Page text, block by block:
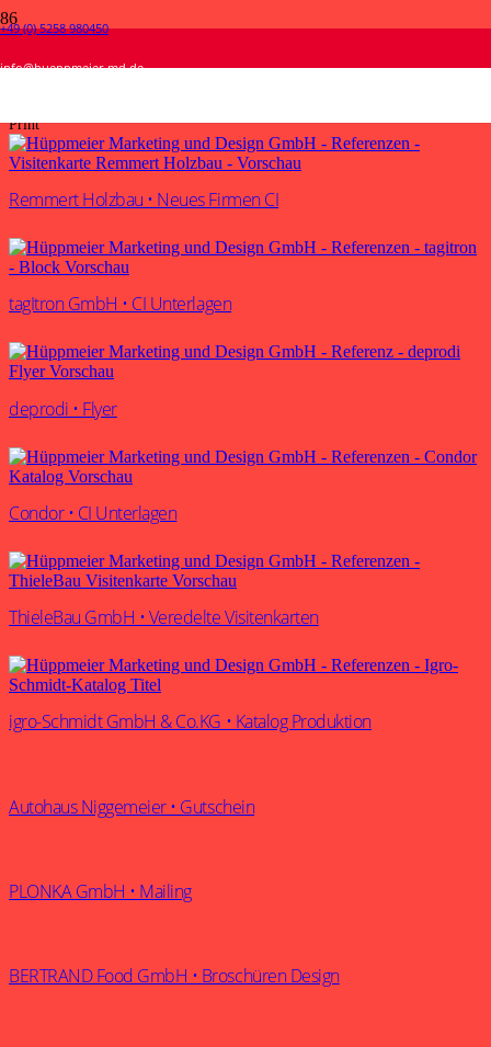
+49 (0) 5258 980450
info@hueppmeier-md.de
Print
Print
Remmert Holzbau • Neues Firmen CI
tagItron GmbH • CI Unterlagen
deprodi • Flyer
Condor • CI Unterlagen
ThieleBau GmbH • Veredelte Visitenkarten
igro-Schmidt GmbH & Co.KG • Katalog Produktion
Autohaus Niggemeier • Gutschein
PLONKA GmbH • Mailing
BERTRAND Food GmbH • Broschüren Design